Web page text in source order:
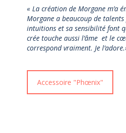
« La création de Morgane m’a
Morgane a beaucoup de talents
intuitions et sa sensibilité font
crée touche aussi l’âme et le
correspond vraiment. Je
Accessoire "Phœnix"